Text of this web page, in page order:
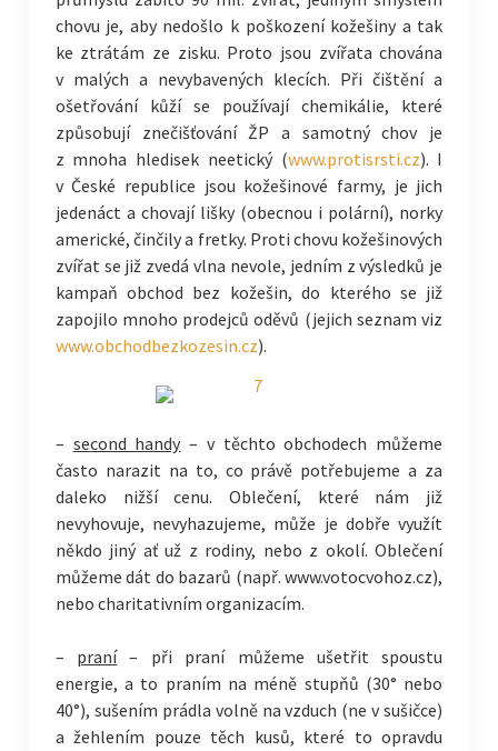
chovu je, aby nedošlo k poškození kožešiny a tak
ke ztrátám ze zisku. Proto jsou zvířata chována
v malých a nevybavených klecích. Při čištění a
ošetřování kůží se používají chemikálie, které
způsobují znečišťování ŽP a samotný chov je
z mnoha hledisek neetický (www.protisrsti.cz). I
v České republice jsou kožešinové farmy, je jich
jedenáct a chovají lišky (obecnou i polární), norky
americké, činčily a fretky. Proti chovu kožešinových
zvířat se již zvedá vlna nevole, jedním z výsledků je
kampaň obchod bez kožešin, do kterého se již
zapojilo mnoho prodejců oděvů (jejich seznam viz
www.obchodbezkozesin.cz).
– second handy – v těchto obchodech můžeme
často narazit na to, co právě potřebujeme a za
daleko nižší cenu. Oblečení, které nám již
nevyhovuje, nevyhazujeme, může je dobře využít
někdo jiný ať už z rodiny, nebo z okolí. Oblečení
můžeme dát do bazarů (např. www.votocvohoz.cz),
nebo charitativním organizacím.
– praní– při praní můžeme ušetřit spoustu
energie, a to praním na méně stupňů (30° nebo
40°), sušením prádla volně na vzduch (ne v sušičce)
a žehlením pouze těch kusů, které to opravdu